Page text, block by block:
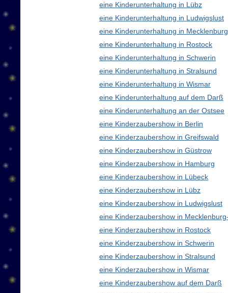
eine Kinderunterhaltung in Lübz
eine Kinderunterhaltung in Ludwigslust
eine Kinderunterhaltung in
eine Kinderunterhaltung in Rostock
eine Kinderunterhaltung in Schwerin
eine Kinderunterhaltung in Stralsund
eine Kinderunterhaltung in Wismar
eine Kinderunterhaltung auf dem Darß
eine Kinderunterhaltung an der Ostsee
eine Kinderzaubershow in Berlin
eine Kinderzaubershow in Greifswald
eine Kinderzaubershow in Güstrow
eine Kinderzaubershow in Hamburg
eine Kinderzaubershow in Lübeck
eine Kinderzaubershow in Lübz
eine Kinderzaubershow in Ludwigslust
eine Kinderzaubershow in
eine Kinderzaubershow in Rostock
eine Kinderzaubershow in Schwerin
eine Kinderzaubershow in Stralsund
eine Kinderzaubershow in Wismar
eine Kinderzaubershow auf dem Darß